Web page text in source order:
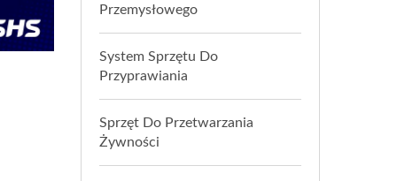
Przemysłowego
System Sprzętu Do
Przyprawiania
Sprzęt Do Przetwarzania
Żywności